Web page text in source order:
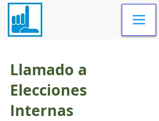
Llamado a
Elecciones
Internas